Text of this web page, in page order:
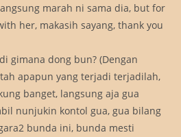
marah ni sama dia, but for
her, makasih sayang, thank you
gimana dong bun? (Dengan
apapun yang terjadi terjadilah,
banget, langsung aja gua
nunjukin kontol gua, gua bilang
bunda ini, bunda mesti